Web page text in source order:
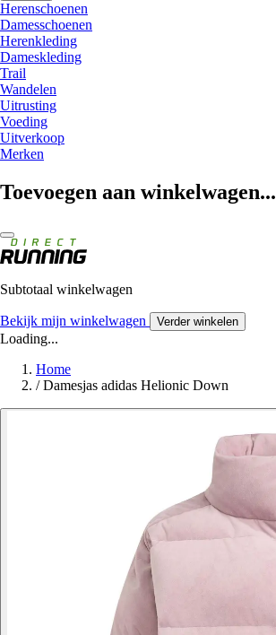
Herenschoenen
Damesschoenen
Herenkleding
Dameskleding
Trail
Wandelen
Uitrusting
Voeding
Uitverkoop
Merken
Toevoegen aan winkelwagen...
Subtotaal winkelwagen
Bekijk mijn winkelwagen Verder winkelen
Loading...
Home
/ Damesjas adidas Helionic Down